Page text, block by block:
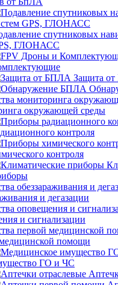
спутниковых
ГЛОНАСС
Защита
окружающей среды
контроля
контроля
и дегазации
и сигнализации
помощи
ГО и ЧС